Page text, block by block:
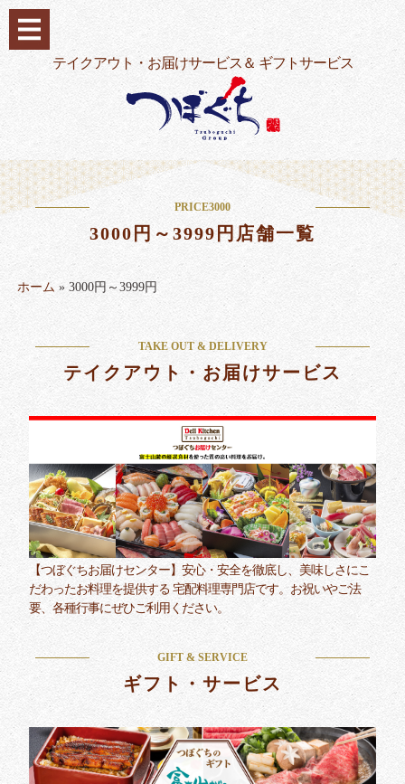
コ
ン
ス
キ
ッ
プ
テイクアウト・お届けサービス＆ ギフトサービス
PRICE3000
3000円～3999円店舗一覧
ホーム »3000円～3999円
TAKE OUT & DELIVERY
テイクアウト・お届けサービス
【つぼぐちお届けセンター】安心・安全を徹底し、美味しさにこ
だわったお料理を提供する 宅配料理専門店です。お祝いやご法
要、各種行事にぜひご利用ください。
GIFT & SERVICE
ギフト・サービス